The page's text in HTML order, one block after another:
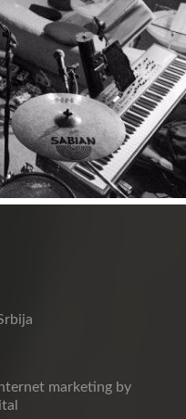
marketing by